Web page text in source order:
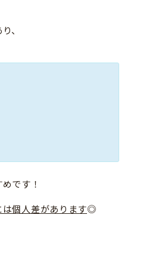
、
です！
個人差があります◎